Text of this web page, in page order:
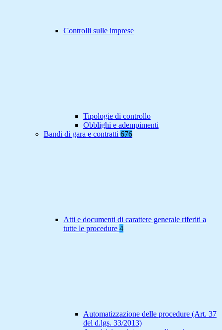
Controlli sulle imprese
Tipologie di controllo
Obblighi e adempimenti
Bandi di gara e contratti 676
Atti e documenti di carattere generale riferiti a
tutte le procedure 4
Automatizzazione delle procedure (Art. 37
del d.lgs. 33/2013)